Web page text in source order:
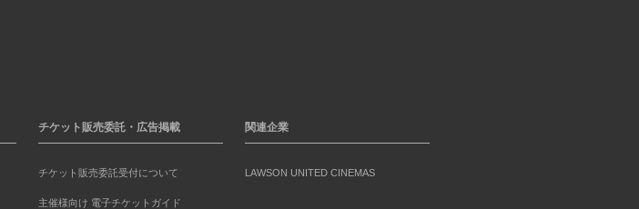
チケット販売委託・広告掲載
チケット販売委託受付について
主催様向け 電子チケットガイド
関連企業
LAWSON UNITED CINEMAS